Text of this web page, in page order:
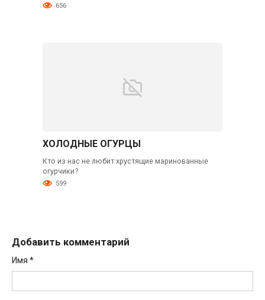
656
ХОЛОДНЫЕ ОГУРЦЫ
Кто из нас не любит хрустящие маринованные
огурчики?
599
Добавить комментарий
Имя *